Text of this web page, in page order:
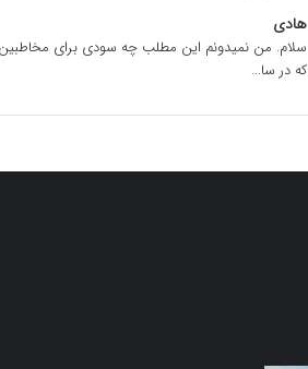
هادی
سلام. من نمیدونم این مطلب چه سودی برای مخاطبین
که در سا...